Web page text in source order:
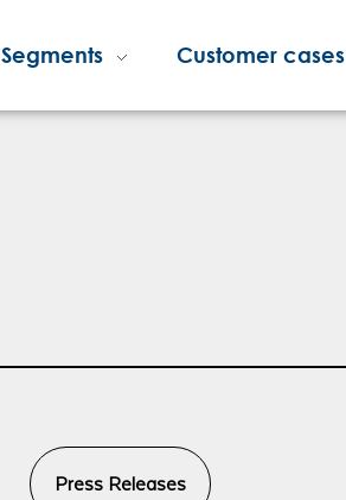
Segments Customer cases
Press Releases